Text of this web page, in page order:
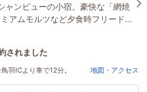
ャンビューの小宿。豪快な「網焼
アムモルツなど夕食時フリード
の滋味を満喫！鳥羽水族館まで
ています
されました
羽ICより車で12分。 地図・アクセス